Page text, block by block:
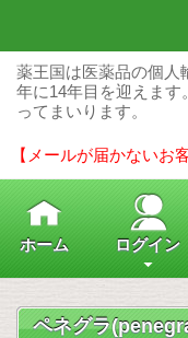
薬王国は医薬品の個人
年に14年目を迎えま
ってまいります。
【メールが届かないお
ホーム ログイン
ペネグラ